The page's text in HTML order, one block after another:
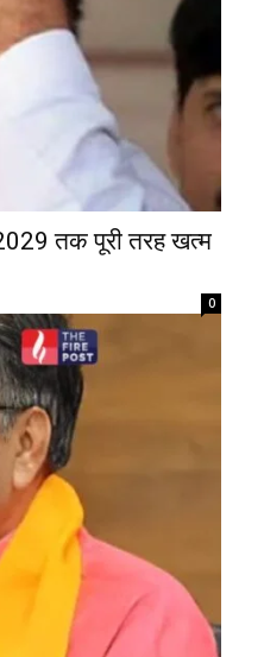
तक पूरी तरह खत्म
0